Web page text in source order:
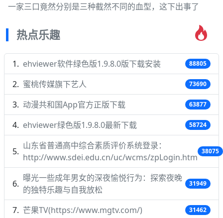
一家三口竟然分别是三种截然不同的血型，这下出事了
热点乐趣
ehviewer软件绿色版1.9.8.0版下载安装 88805
蜜桃传媒旗下艺人 73690
动漫共和国App官方正版下载 63877
ehviewer绿色版1.9.8.0最新下载 58724
山东省普通高中综合素质评价系统登录：
http://www.sdei.edu.cn/uc/wcms/zpLogin.htm
38075
曝光一些成年男女的深夜愉悦行为：探索夜晚
的独特乐趣与自我放松
31949
芒果TV(https://www.mgtv.com/) 31462